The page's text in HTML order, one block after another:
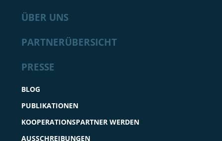
ÜBER UNS
PARTNERÜBERSICHT
PRESSE
BLOG
PUBLIKATIONEN
KOOPERATIONSPARTNER WERDEN
AUSSCHREIBUNGEN